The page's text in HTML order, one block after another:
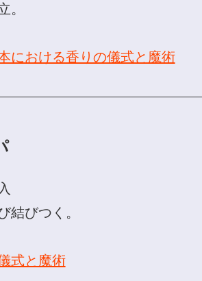
。
における香りの儀式と魔術
びつく。
式と魔術